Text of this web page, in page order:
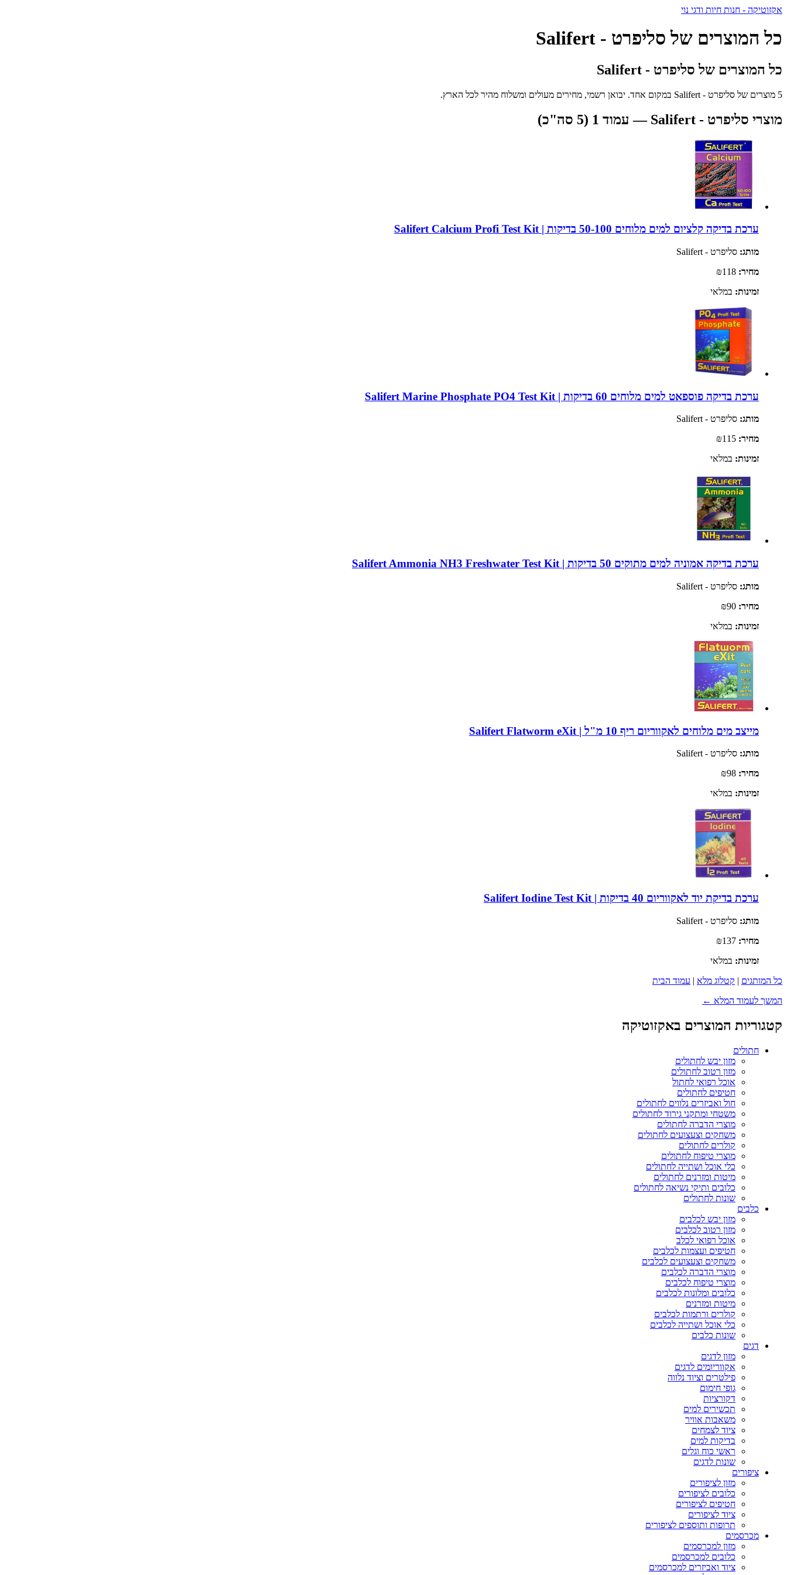
אקזוטיקה - חנות חיות ודגי נוי
כל המוצרים של סליפרט - Salifert
כל המוצרים של סליפרט - Salifert
5 מוצרים של סליפרט - Salifert במקום אחד. יבואן רשמי, מחירים מעולים ומשלוח מהיר לכל הארץ.
מוצרי סליפרט - Salifert — עמוד 1 (5 סה"כ)
ערכת בדיקה קלציום למים מלוחים 50-100 בדיקות | Salifert Calcium Profi Test Kit
מותג: סליפרט - Salifert
מחיר:
זמינות: במלאי
ערכת בדיקה פוספאט למים מלוחים 60 בדיקות | Salifert Marine Phosphate PO4 Test Kit
מותג: סליפרט - Salifert
מחיר:
זמינות: במלאי
ערכת בדיקה אמוניה למים מתוקים 50 בדיקות | Salifert Ammonia NH3 Freshwater Test Kit
מותג: סליפרט - Salifert
מחיר:
זמינות: במלאי
מייצב מים מלוחים לאקווריום ריף 10 מ"ל | Salifert Flatworm eXit
מותג: סליפרט - Salifert
מחיר:
זמינות: במלאי
ערכת בדיקת יוד לאקווריום 40 בדיקות | Salifert Iodine Test Kit
מותג: סליפרט - Salifert
מחיר:
זמינות: במלאי
כל המותגים | קטלוג מלא | עמוד הבית
המשך לעמוד המלא ←
קטגוריות המוצרים באקזוטיקה
חתולים
מזון יבש לחתולים
מזון רטוב לחתולים
אוכל רפואי לחתול
חטיפים לחתולים
חול ואביזרים נלווים לחתולים
משטחי ומתקני גירוד לחתולים
מוצרי הדברה לחתולים
משחקים וצעצועים לחתולים
קולרים לחתולים
מוצרי טיפוח לחתולים
כלי אוכל ושתייה לחתולים
מיטות ומזרנים לחתולים
כלובים ותיקי נשיאה לחתולים
שונות לחתולים
כלבים
מזון יבש לכלבים
מזון רטוב לכלבים
אוכל רפואי לכלב
חטיפים ועצמות לכלבים
משחקים וצעצועים לכלבים
מוצרי הדברה לכלבים
מוצרי טיפוח לכלבים
כלובים ומלונות לכלבים
מיטות ומזרנים
קולרים ורתמות לכלבים
כלי אוכל ושתייה לכלבים
שונות כלבים
דגים
מזון לדגים
אקווריומים לדגים
פילטרים וציוד נלווה
גופי חימום
דקורציות
תכשירים למים
משאבות אוויר
ציוד לצמחים
בדיקות למים
ראשי כוח וגלים
שונות לדגים
ציפורים
מזון לציפורים
כלובים לציפורים
חטיפים לציפורים
ציוד לציפורים
תרופות ותוספים לציפורים
מכרסמים
מזון למכרסמים
כלובים למכרסמים
ציוד ואביזרים למכרסמים